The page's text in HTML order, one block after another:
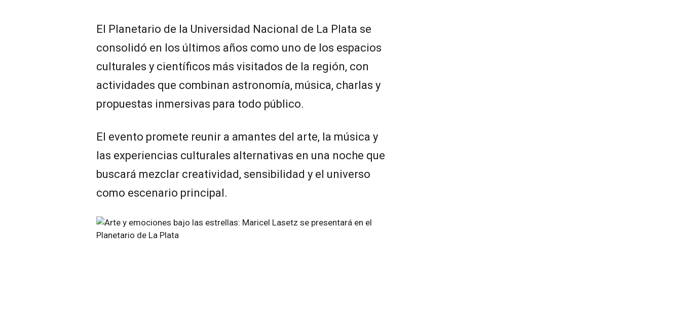
El Planetario de la Universidad Nacional de La Plata se
consolidó en los últimos años como uno de los espacios
culturales y científicos más visitados de la región, con
actividades que combinan astronomía, música, charlas y
propuestas inmersivas para todo público.
El evento promete reunir a amantes del arte, la música y
las experiencias culturales alternativas en una noche que
buscará mezclar creatividad, sensibilidad y el universo
como escenario principal.